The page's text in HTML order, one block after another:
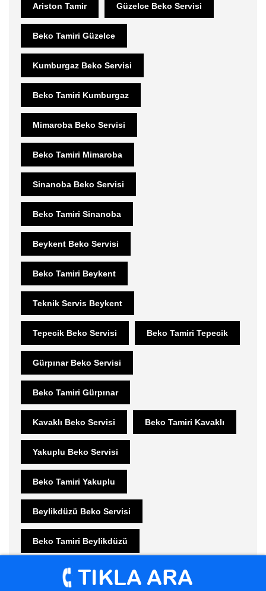
Ariston Tamir Güzelce Beko Servisi
Beko Tamiri Güzelce
Kumburgaz Beko Servisi
Beko Tamiri Kumburgaz
Mimaroba Beko Servisi
Beko Tamiri Mimaroba
Sinanoba Beko Servisi
Beko Tamiri Sinanoba
Beykent Beko Servisi
Beko Tamiri Beykent
Teknik Servis Beykent
Tepecik Beko Servisi Beko Tamiri Tepecik
Gürpınar Beko Servisi
Beko Tamiri Gürpınar
Kavaklı Beko Servisi Beko Tamiri Kavaklı
Yakuplu Beko Servisi
Beko Tamiri Yakuplu
Beylikdüzü Beko Servisi
Beko Tamiri Beylikdüzü
Büyükçekmece Beko Servisi